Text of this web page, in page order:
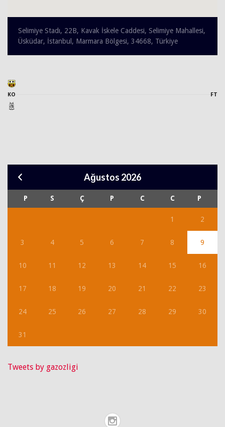
Selimiye Stadı, 22B, Kavak İskele Caddesi, Selimiye Mahallesi,
Üsküdar, İstanbul, Marmara Bölgesi, 34668, Türkiye
KO FT
Ağustos 2026
P S Ç P C C P
1 2
3 4 5 6 7 8 9
10 11 12 13 14 15 16
17 18 19 20 21 22 23
24 25 26 27 28 29 30
31
Tweets by gazozligi